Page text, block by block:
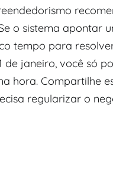
o sistema apontar
tempo para
de janeiro, você só
hora. Compartilhe
regularizar o